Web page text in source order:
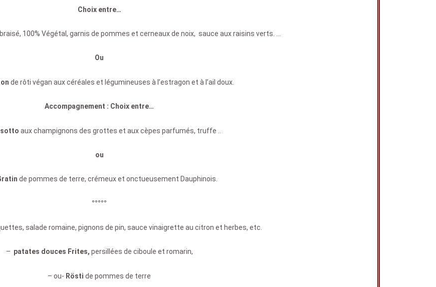
Choix entre…
100% Végétal, garnis de pommes et cerneaux de noix, sauce aux raisins verts. …
Ou
de rôti végan aux céréales et légumineuses à l’estragon et à l’ail doux.
Accompagnement : Choix entre…
aux champignons des grottes et aux cèpes parfumés, truffe ..
ou
de pommes de terre, crémeux et onctueusement Dauphinois.
°°°°°
salade romaine, pignons de pin, sauce vinaigrette au citron et herbes, etc.
– patates douces Frites, persillées de ciboule et romarin,
– ou- Rösti de pommes de terre